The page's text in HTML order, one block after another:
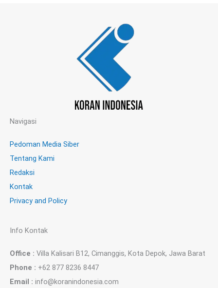
Navigasi
Pedoman Media Siber
Tentang Kami
Redaksi
Kontak
Privacy and Policy
Info Kontak
Office : Villa Kalisari B12, Cimanggis, Kota Depok, Jawa Barat
Phone : +62 877 8236 8447
Email : info@koranindonesia.com